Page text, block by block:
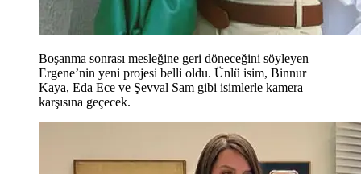
Boşanma sonrası mesleğine geri döneceğini söyleyen
Ergene’nin yeni projesi belli oldu. Ünlü isim, Binnur
Kaya, Eda Ece ve Şevval Sam gibi isimlerle kamera
karşısına geçecek.